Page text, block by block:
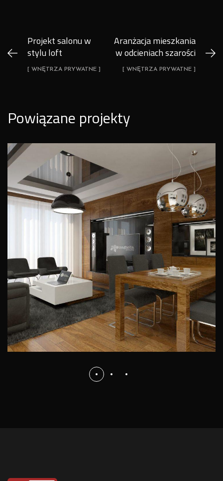
Projekt salonu w
stylu loft
[ WNĘTRZA PRYWATNE ]
Aranżacja mieszkania
w odcieniach szarości
[ WNĘTRZA PRYWATNE ]
Powiązane projekty
Projekt apartamentu w
nowoczesnym stylu
WNĘTRZA PRYWATNE